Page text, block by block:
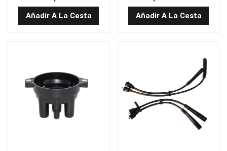
de montacargas 4Y
Añadir A La Cesta
carretilla elevadora
Añadir A La Cesta